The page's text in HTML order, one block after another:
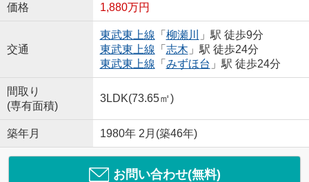
価格 1,880万円
交通
東武東上線 「 柳瀬川
」駅 徒歩9分
東武東上線 「 志木 」駅 徒歩24分
東武東上線 「 みずほ台 」駅 徒歩24分
間取り
(専有面積)
3LDK(73.65㎡)
築年月 1980年 2月(築46年)
お問い合わせ(無料)